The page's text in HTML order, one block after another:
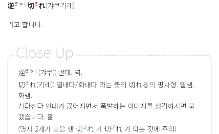
逆ぎゃく 切ぎれ(갸쿠기레)
라고 합니다.
逆ぎゃく (갸쿠): 반대. 역.
切きれ(키레): 열내다/화내다 라는 뜻의 切れる의 명사형. 열냄.
화냄.
참다참다 인내가 끊어지면서 폭발하는 이미지를 생각하시면 되
겠습니다. 흘.
(명사 2개가 붙을 땐 切きれ 가 切ぎれ 가 되는 것에 주의)